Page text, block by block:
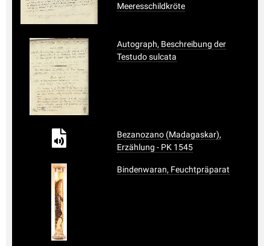
Meeresschildkröte
Autograph, Beschreibung der
Testudo sulcata
Bezanozano (Madagaskar),
Erzählung - PK 1545
Bindenwaran, Feuchtpräparat